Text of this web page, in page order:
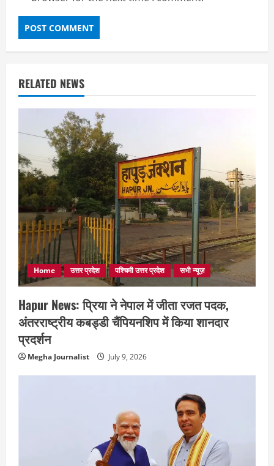
RELATED NEWS
Home उत्तर प्रदेश पश्चिमी उत्तर प्रदेश सभी न्यूज़
Hapur News: प्रिया ने नेपाल में जीता रजत पदक,
अंतरराष्ट्रीय कबड्डी चैंपियनशिप में किया शानदार
प्रदर्शन
Megha Journalist July 9, 2026